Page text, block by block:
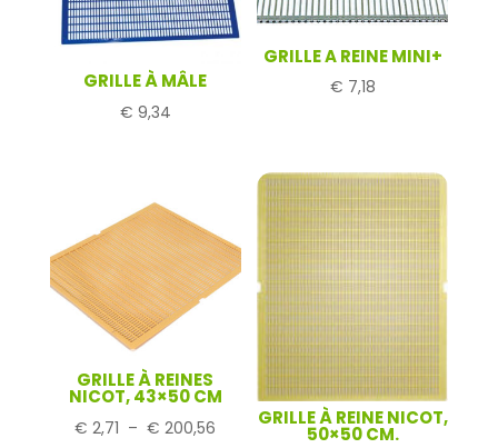
GRILLE À MÂLE
€ 9,34
GRILLE A REINE MINI+
€ 7,18
GRILLE À REINES
NICOT, 43×50 CM
€ 2,71 – € 200,56 GRILLE À REINE NICOT,
50×50 CM.